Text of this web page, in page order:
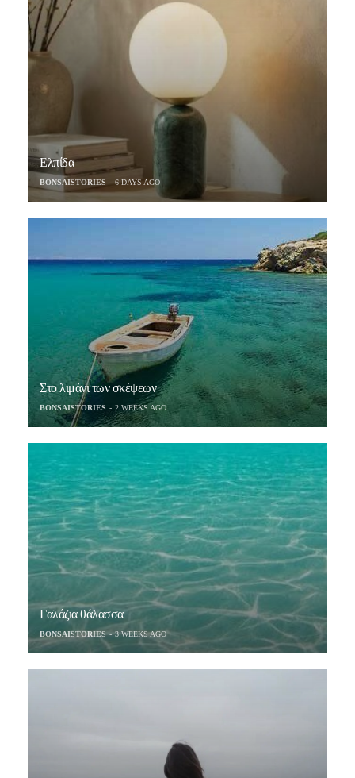
Ελπίδα
BONSAISTORIES 6 DAYS AGO
Στο λιμάνι των σκέψεων
BONSAISTORIES 2 WEEKS AGO
Γαλάζια θάλασσα
BONSAISTORIES 3 WEEKS AGO